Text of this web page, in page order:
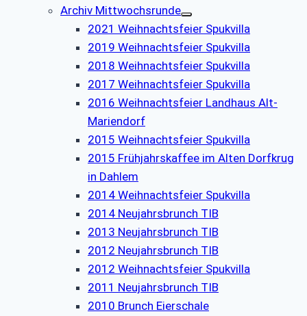
Archiv Mittwochsrunde
2021 Weihnachtsfeier Spukvilla
2019 Weihnachtsfeier Spukvilla
2018 Weihnachtsfeier Spukvilla
2017 Weihnachtsfeier Spukvilla
2016 Weihnachtsfeier Landhaus Alt-
Mariendorf
2015 Weihnachtsfeier Spukvilla
2015 Frühjahrskaffee im Alten Dorfkrug
in Dahlem
2014 Weihnachtsfeier Spukvilla
2014 Neujahrsbrunch TIB
2013 Neujahrsbrunch TIB
2012 Neujahrsbrunch TIB
2012 Weihnachtsfeier Spukvilla
2011 Neujahrsbrunch TIB
2010 Brunch Eierschale